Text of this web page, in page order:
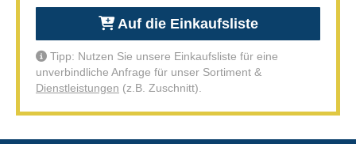
Auf die Einkaufsliste
Tipp: Nutzen Sie unsere Einkaufsliste für eine
unverbindliche Anfrage für unser Sortiment &
Dienstleistungen (z.B. Zuschnitt).